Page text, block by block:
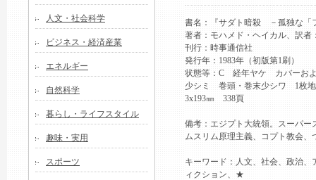
人文・社会科学
ビジネス・経済産業
エネルギー
自然科学
暮らし・ライフスタイル
趣味・実用
スポーツ
書名：『サダト暗殺 －孤独な「
著者：モハメド・ヘイカル、訳者
刊行：時事通信社
発行年：1983年（初版第1刷）
状態等：C 経年ヤケ カバーお
少シミ 巻頭・巻末少シワ 1枚
3x193㎜ 338頁
備考：エジプト大統領。スーパー
ムスリム原理主義、コプト教会、
キーワード：人文、社会、政治、
ィクション、★